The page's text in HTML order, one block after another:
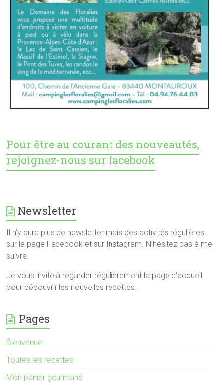
Pour être au courant des nouveautés,
rejoignez-nous sur facebook
Newsletter
Il n’y aura plus de newsletter mais des activités régulières
sur la page Facebook et sur Instagram. N’hésitez pas à me
suivre.
Je vous invite à regarder régulièrement la page d’accueil
pour découvrir les nouvelles recettes.
Pages
Bienvenue
Toutes les recettes
Mon panier gourmand